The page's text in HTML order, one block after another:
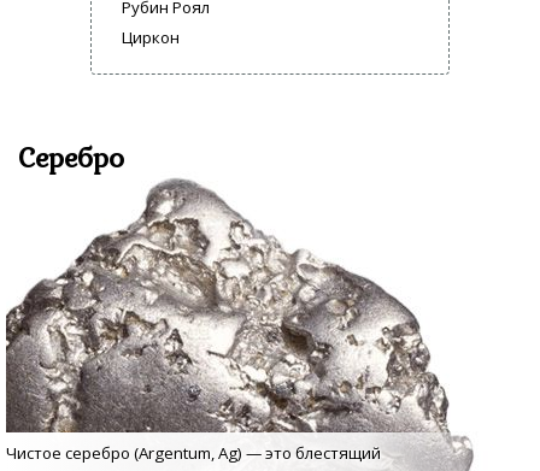
Рубин Роял
Циркон
Серебро
Чистое серебро (Argentum, Аg) — это блестящий